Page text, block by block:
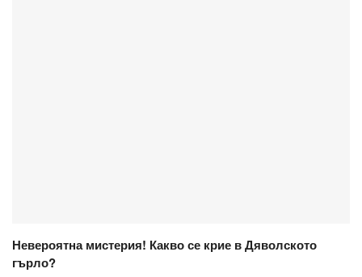
Невероятна мистерия! Какво се крие в Дяволското
гърло?